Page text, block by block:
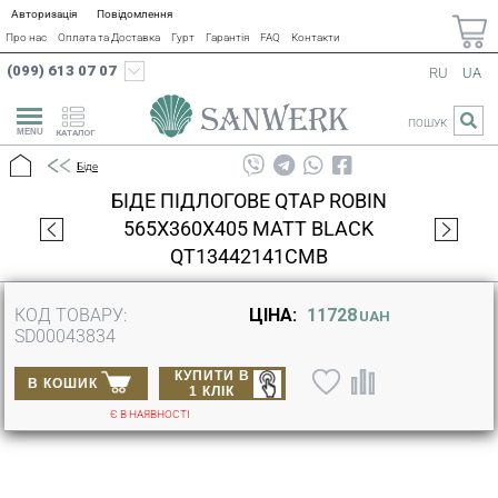
Авторизація
Повідомлення
Про нас
Оплата та Доставка Гурт Гарантія FAQ Контакти
(099) 613 07 07
КАТАЛОГ
RU UA
ПОШУК
Біде
БІДЕ ПІДЛОГОВЕ QTAP ROBIN
565X360X405 MATT BLACK
QT13442141CMB
КОД ТОВАРУ:
SD00043834
ЦІНА: 11728 UAH
В КОШИК
КУПИТИ В
1 КЛІК
Є В НАЯВНОСТІ